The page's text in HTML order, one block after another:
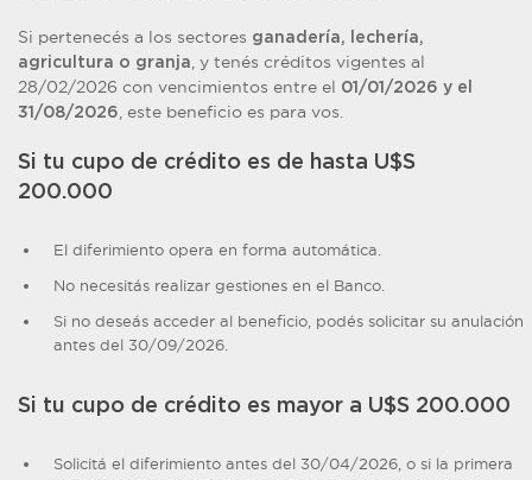
Si pertenecés a los sectores ganadería, lechería,
agricultura o granja , y tenés créditos vigentes al
28/02/2026 con vencimientos entre el 01/01/2026 y el
31/08/2026 , este beneficio es para vos.
Si tu cupo de crédito es de hasta U$S
200.000
El diferimiento opera en forma automática.
No necesitás realizar gestiones en el Banco.
Si no deseás acceder al beneficio, podés solicitar su anulación
antes del 30/09/2026.
Si tu cupo de crédito es mayor a U$S 200.000
Solicitá el diferimiento antes del 30/04/2026, o si la primera